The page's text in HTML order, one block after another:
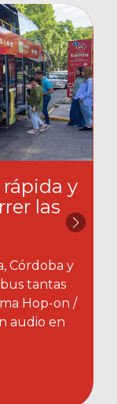
y
las
Córdoba y
tantas
Hop-on /
audio en